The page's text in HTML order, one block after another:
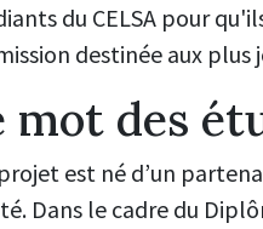
du CELSA pour
destinée aux plus
mot des
est né d’un
Dans le cadre du